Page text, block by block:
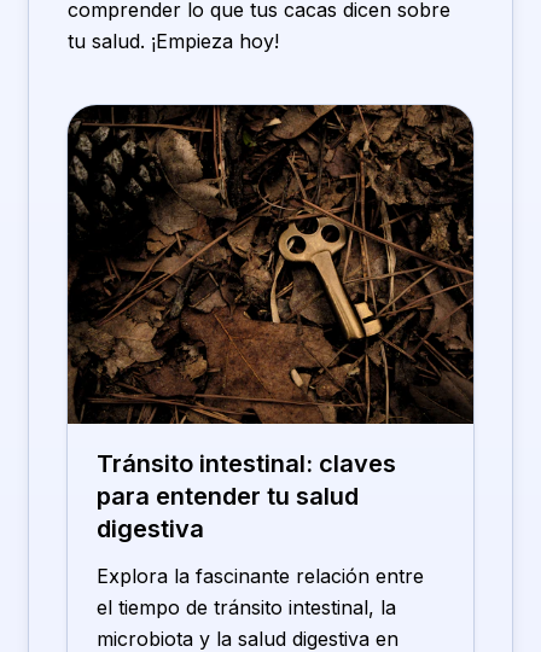
comprender lo que tus cacas dicen sobre
tu salud. ¡Empieza hoy!
Tránsito intestinal: claves
para entender tu salud
digestiva
Explora la fascinante relación entre
el tiempo de tránsito intestinal, la
microbiota y la salud digestiva en